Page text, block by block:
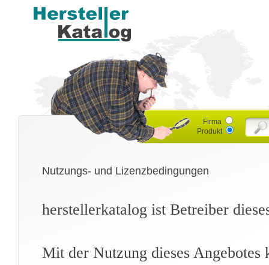
Firma
Produkt
Nutzungs- und Lizenzbedingungen
herstellerkatalog ist Betreiber
Mit der Nutzung dieses